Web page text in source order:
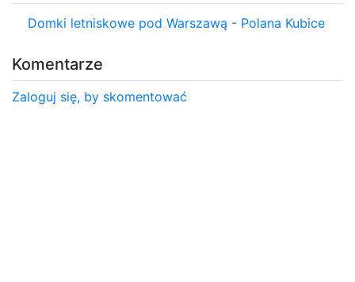
Domki letniskowe pod Warszawą - Polana Kubice
Komentarze
Zaloguj się, by skomentować